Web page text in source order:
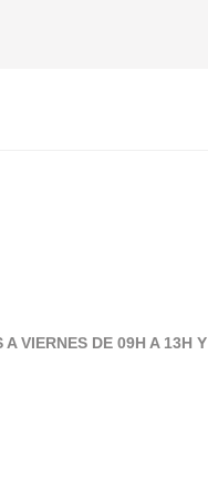
A VIERNES DE 09H A 13H Y